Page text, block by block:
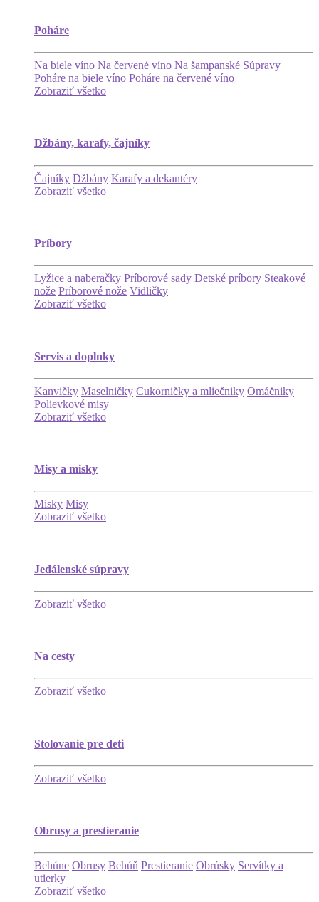
Poháre
Na biele víno Na červené víno Na šampanské Súpravy
Poháre na biele víno Poháre na červené víno
Zobraziť všetko
Džbány, karafy, čajníky
Čajníky Džbány Karafy a dekantéry
Zobraziť všetko
Príbory
Lyžice a naberačky Príborové sady Detské príbory Steakové
nože Príborové nože Vidličky
Zobraziť všetko
Servis a doplnky
Kanvičky Maselničky Cukorničky a mliečniky Omáčniky
Polievkové misy
Zobraziť všetko
Misy a misky
Misky Misy
Zobraziť všetko
Jedálenské súpravy
Zobraziť všetko
Na cesty
Zobraziť všetko
Stolovanie pre deti
Zobraziť všetko
Obrusy a prestieranie
Behúne Obrusy Behúň Prestieranie Obrúsky Servítky a
utierky
Zobraziť všetko